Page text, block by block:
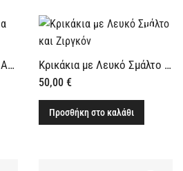
Λευκά Τρίγωνα Κρικάκια Ασήμι Επιχρυσωμένο Κρικάκια με Λευκό Σμάλτο και Ζιργκόν
50,00 €
Προσθήκη στο καλάθι